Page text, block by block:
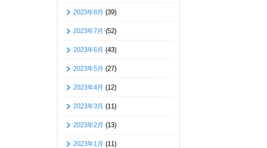
2023年8月 (39)
2023年7月 (52)
2023年6月 (43)
2023年5月 (27)
2023年4月 (12)
2023年3月 (11)
2023年2月 (13)
2023年1月 (11)